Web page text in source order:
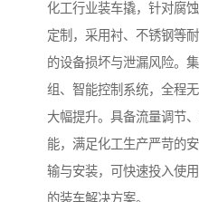
化工行业装车撬，针对腐
定制，采用衬、不锈钢等
的设备损坏与泄漏风险。
组、智能控制系统，全程
大幅提升。具备流量调节
能，满足化工生产严苛的
输与安装，可快速投入使
的装车解决方案。